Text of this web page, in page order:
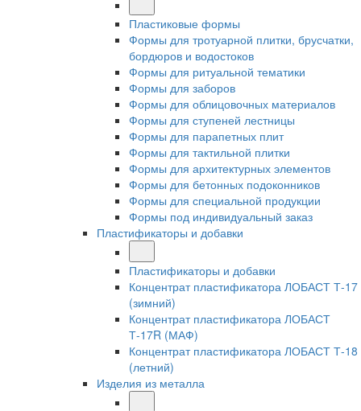
Пластиковые формы
Формы для тротуарной плитки, брусчатки,
бордюров и водостоков
Формы для ритуальной тематики
Формы для заборов
Формы для облицовочных материалов
Формы для ступеней лестницы
Формы для парапетных плит
Формы для тактильной плитки
Формы для архитектурных элементов
Формы для бетонных подоконников
Формы для специальной продукции
Формы под индивидуальный заказ
Пластификаторы и добавки
Пластификаторы и добавки
Концентрат пластификатора ЛОБАСТ Т-17
(зимний)
Концентрат пластификатора ЛОБАСТ
Т-17R (МАФ)
Концентрат пластификатора ЛОБАСТ Т-18
(летний)
Изделия из металла